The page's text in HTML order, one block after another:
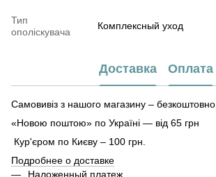
Тип
ополіскувача
Комплексный уход
Доставка Оплата
Самовивіз з нашого магазину – безкоштовно.
«Новою поштою» по Україні — від 65 грн
Кур'єром по Києву – 100 грн.
Подробнее о доставке
Наложенный платеж